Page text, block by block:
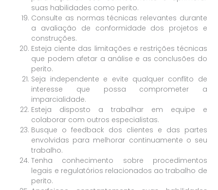
suas habilidades como perito.
Consulte as normas técnicas relevantes durante
a avaliação de conformidade dos projetos e
construções.
Esteja ciente das limitações e restrições técnicas
que podem afetar a análise e as conclusões do
perito.
Seja independente e evite qualquer conflito de
interesse que possa comprometer a
imparcialidade.
Esteja disposto a trabalhar em equipe e
colaborar com outros especialistas.
Busque o feedback dos clientes e das partes
envolvidas para melhorar continuamente o seu
trabalho.
Tenha conhecimento sobre procedimentos
legais e regulatórios relacionados ao trabalho de
perito.